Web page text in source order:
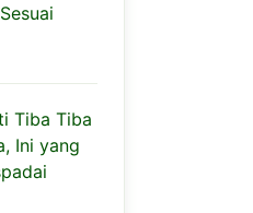
Tiba Tiba
Ini yang